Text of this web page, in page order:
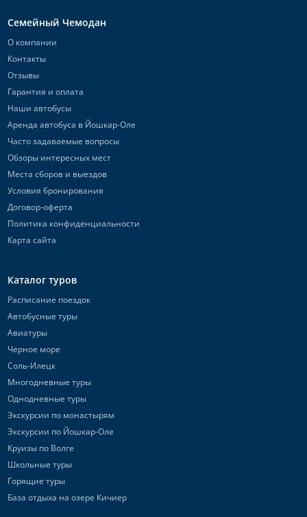
Семейный Чемодан
О компании
Контакты
Отзывы
Гарантия и оплата
Наши автобусы
Аренда автобуса в Йошкар-Оле
Часто задаваемые вопросы
Обзоры интересных мест
Места сборов и выездов
Условия бронирования
Договор-оферта
Политика конфиденциальности
Карта сайта
Каталог туров
Расписание поездок
Автобусные туры
Авиатуры
Черное море
Соль-Илецк
Многодневные туры
Однодневные туры
Экскурсии по монастырям
Экскурсии по Йошкар-Оле
Круизы по Волге
Школьные туры
Горящие туры
База отдыха на озере Кичиер